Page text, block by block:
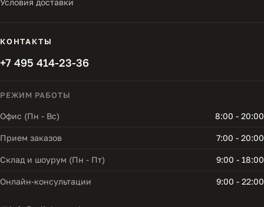
Условия доставки
КОНТАКТЫ
+7 495 414-23-36
РЕЖИМ РАБОТЫ
Офис (Пн - Вс) 8:00 - 20:00
Прием заказов 7:00 - 20:00
Склад и шоурум (Пн - Пт) 9:00 - 18:00
Онлайн-консультации 9:00 - 22:00